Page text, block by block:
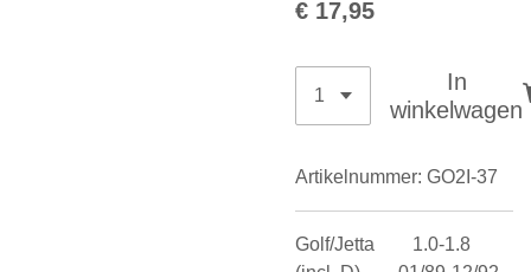
€ 17,95
In
winkelwagen
Artikelnummer: GO2I-37
Golf/Jetta 1.0-1.8